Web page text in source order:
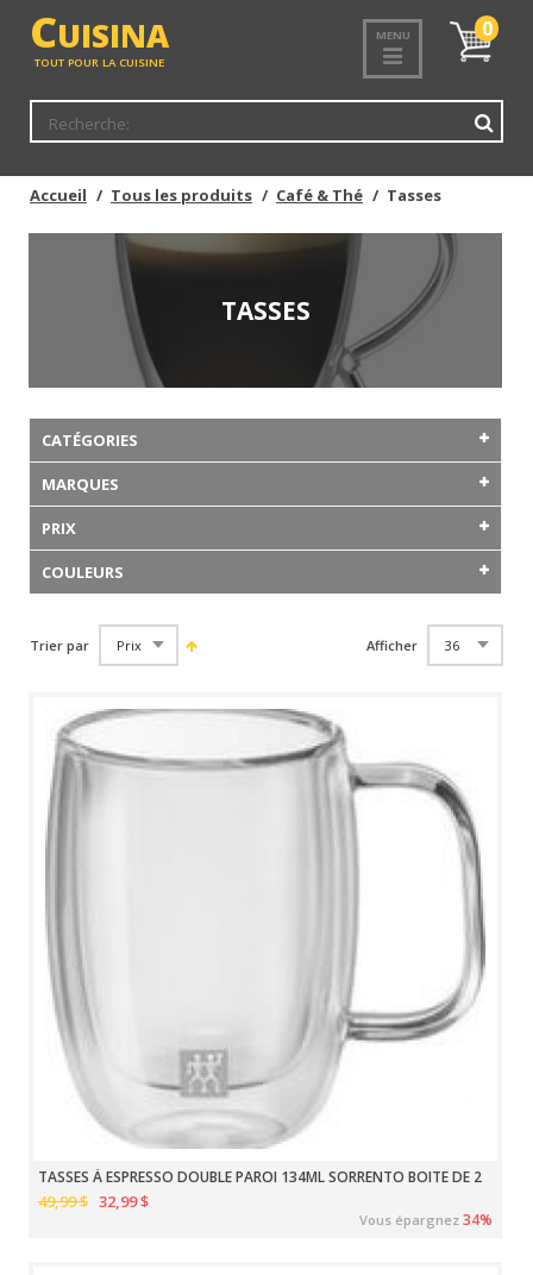
CUISINA
TOUT POUR LA CUISINE
MENU
Mon
panier
0
Accueil Tous les produits Café & Thé Tasses
TASSES
CATÉGORIES
MARQUES
PRIX
COULEURS
Trier par Afficher
TASSES À ESPRESSO DOUBLE PAROI 134ML SORRENTO BOITE DE 2
49,99 $ 32,99 $
Vous épargnez34%